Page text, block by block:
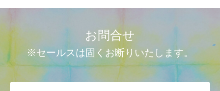
お問合せ
※セールスは固くお断りいたします。